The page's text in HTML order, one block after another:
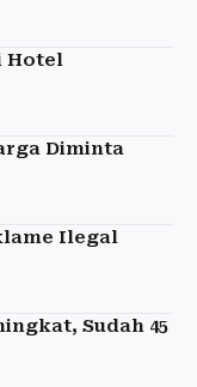
Hotel
Diminta
Ilegal
Sudah 45